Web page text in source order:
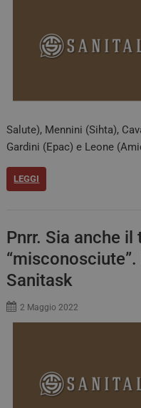
Salute), Mennini (Sihta),
Gardini (Epac) e Leone
LEGGI
Pnrr. Sia anche
Sanitask
2 Maggio 2022